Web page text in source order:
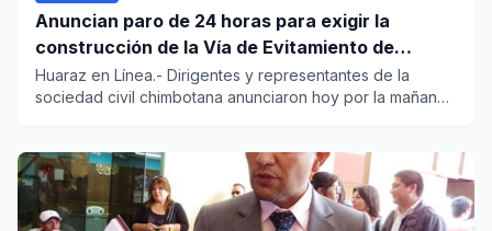
Anuncian paro de 24 horas para exigir la
construcción de la Vía de Evitamiento de
Chimbote
Huaraz en Línea.- Dirigentes y representantes de la
sociedad civil chimbotana anunciaron hoy por la mañana